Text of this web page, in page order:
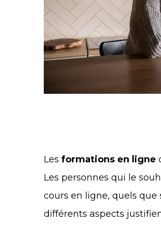
Les formations en ligne
Les personnes qui le
cours en ligne, quels que
différents aspects